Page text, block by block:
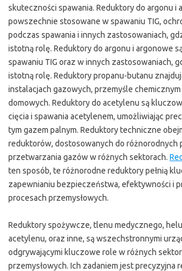
skuteczności spawania. Reduktory do argonu i
powszechnie stosowane w spawaniu TIG,
podczas spawania i innych zastosowaniach,
istotną rolę. Reduktory do argonu i argonowe
spawaniu TIG oraz w innych zastosowaniach,
istotną rolę. Reduktory propanu-butanu
instalacjach gazowych, przemyśle
domowych. Reduktory do acetylenu są
cięcia i spawania acetylenem, umożliwiając
tym gazem palnym. Reduktory techniczne
reduktorów, dostosowanych do różnorodnych
przetwarzania gazów w różnych sektorach.
ten sposób, te różnorodne reduktory pełnią
zapewnianiu bezpieczeństwa, efektywności i
procesach przemysłowych.
Reduktory spożywcze, tlenu medycznego,
acetylenu, oraz inne, są wszechstronnymi
odgrywającymi kluczowe role w różnych
przemysłowych. Ich zadaniem jest precyzyjna